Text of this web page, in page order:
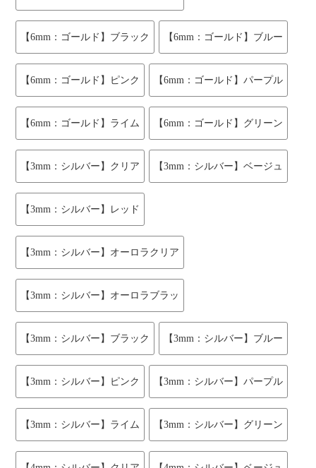
【6mm：ゴールド】ブラック 【6mm：ゴールド】ブルー
【6mm：ゴールド】ピンク 【6mm：ゴールド】パープル
【6mm：ゴールド】ライム 【6mm：ゴールド】グリーン
【3mm：シルバー】クリア 【3mm：シルバー】ベージュ
【3mm：シルバー】レッド
【3mm：シルバー】オーロラクリア
【3mm：シルバー】オーロラブラッ
【3mm：シルバー】ブラック 【3mm：シルバー】ブルー
【3mm：シルバー】ピンク 【3mm：シルバー】パープル
【3mm：シルバー】ライム 【3mm：シルバー】グリーン